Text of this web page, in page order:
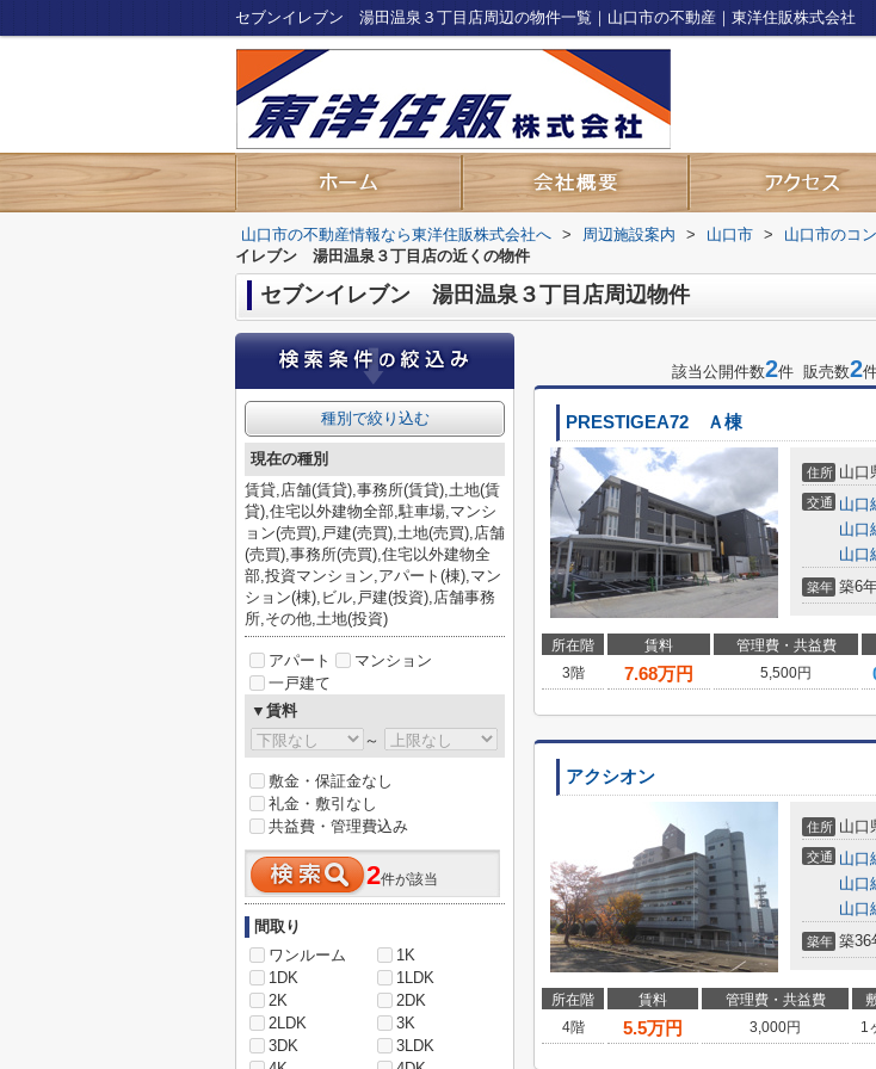
セブンイレブン 湯田温泉３丁目店周辺の物件一覧｜山口市の不動産｜東洋住販株式会社
山口市の不動産情報なら東洋住販株式会社へ > 周辺施設案内 > 山口市 > 山口市のコ
イレブン 湯田温泉３丁目店の近くの物件
セブンイレブン 湯田温泉３丁目店周辺物件
該当公開件数2件 販売数2
PRESTIGEA72 Ａ棟
住所 山口
交通 山口
山口
山口
築年 築6
所在階 賃料 管理費・共益費
3階
7.68万円 5,500円
アクシオン
住所 山口
交通 山口
山口
山口
築年 築36
所在階 賃料 管理費・共益費
4階
5.5万円 3,000円 1
種別で絞り込む
現在の種別
賃貸,店舗(賃貸),事務所(賃貸),土地(賃
貸),住宅以外建物全部,駐車場,マンシ
ョン(売買),戸建(売買),土地(売買),店舗
(売買),事務所(売買),住宅以外建物全
部,投資マンション,アパート(棟),マン
ション(棟),ビル,戸建(投資),店舗事務
所,その他,土地(投資)
アパート
マンション
一戸建て
▼賃料
～
敷金・保証金なし
礼金・敷引なし
共益費・管理費込み
2件が該当
間取り
ワンルーム
1K
1DK
1LDK
2K
2DK
2LDK
3K
3DK
3LDK